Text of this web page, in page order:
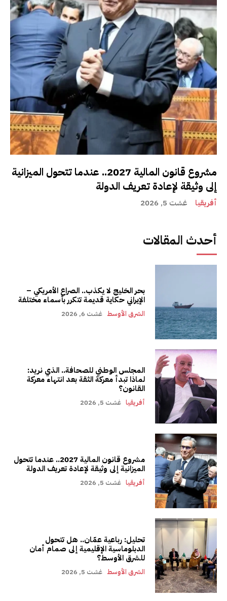
مشروع قانون المالية 2027.. عندما تتحول الميزانية
إلى وثيقة لإعادة تعريف الدولة
أفريقيا غشت 5, 2026
أحدث المقالات
بحر الخليج لا يكذب.. الصراع الأمريكي –
الإيراني حكاية قديمة تتكرر بأسماء مختلفة
الشرق الأوسط غشت 6, 2026
المجلس الوطني للصحافة.. الذي نريد:
لماذا تبدأ معركة الثقة بعد انتهاء معركة
القانون؟
أفريقيا غشت 5, 2026
مشروع قانون المالية 2027.. عندما تتحول
الميزانية إلى وثيقة لإعادة تعريف الدولة
أفريقيا غشت 5, 2026
تحليل: رباعية عمّان.. هل تتحول
الدبلوماسية الإقليمية إلى صمام أمان
للشرق الأوسط؟
الشرق الأوسط غشت 5, 2026